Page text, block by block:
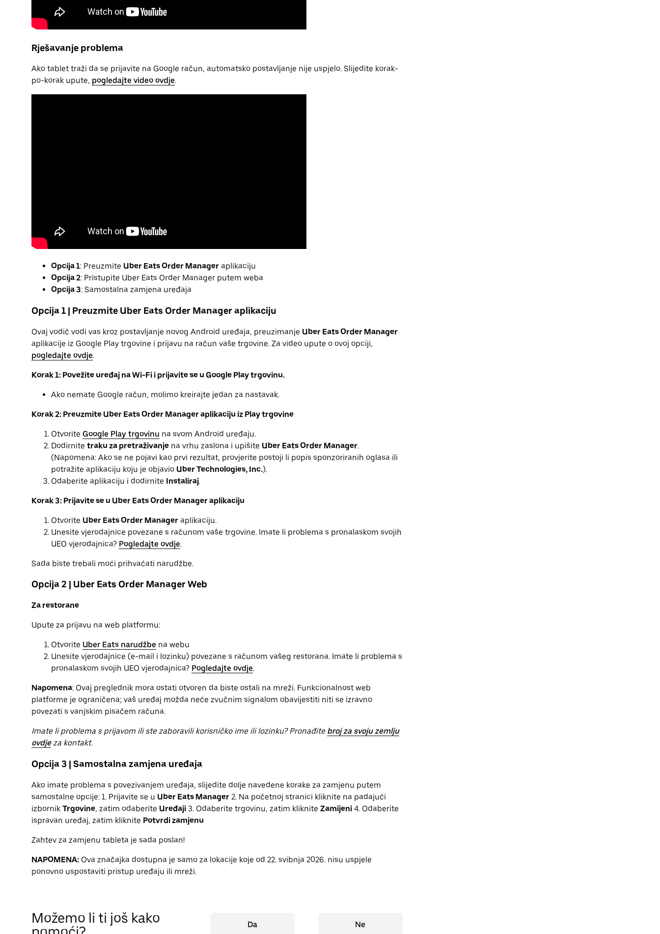
Rješavanje problema
Ako tablet traži da se prijavite na Google račun, automatsko postavljanje nije uspjelo. Slijedite korak-
po-korak upute, pogledajte video ovdje.
Opcija 1: Preuzmite Uber Eats Order Manager aplikaciju
Opcija 2: Pristupite Uber Eats Order Manager putem weba
Opcija 3: Samostalna zamjena uređaja
Opcija 1 | Preuzmite Uber Eats Order Manager aplikaciju
Ovaj vodič vodi vas kroz postavljanje novog Android uređaja, preuzimanje Uber Eats Order Manager
aplikacije iz Google Play trgovine i prijavu na račun vaše trgovine. Za video upute o ovoj opciji,
pogledajte ovdje.
Korak 1: Povežite uređaj na Wi-Fi i prijavite se u Google Play trgovinu.
Ako nemate Google račun, molimo kreirajte jedan za nastavak.
Korak 2: Preuzmite Uber Eats Order Manager aplikaciju iz Play trgovine
Otvorite Google Play trgovinu na svom Android uređaju.
Dodirnite traku za pretraživanje na vrhu zaslona i upišite Uber Eats Order Manager.
(Napomena: Ako se ne pojavi kao prvi rezultat, provjerite postoji li popis sponzoriranih oglasa ili
potražite aplikaciju koju je objavio Uber Technologies, Inc.).
Odaberite aplikaciju i dodirnite Instaliraj.
Korak 3: Prijavite se u Uber Eats Order Manager aplikaciju
Otvorite Uber Eats Order Manager aplikaciju.
Unesite vjerodajnice povezane s računom vaše trgovine. Imate li problema s pronalaskom svojih
UEO vjerodajnica? Pogledajte ovdje.
Sada biste trebali moći prihvaćati narudžbe.
Opcija 2 | Uber Eats Order Manager Web
Za restorane
Upute za prijavu na web platformu:
Otvorite Uber Eats narudžbe na webu
Unesite vjerodajnice (e-mail i lozinku) povezane s računom vašeg restorana. Imate li problema s
pronalaskom svojih UEO vjerodajnica? Pogledajte ovdje.
Napomena: Ovaj preglednik mora ostati otvoren da biste ostali na mreži. Funkcionalnost web
platforme je ograničena; vaš uređaj možda neće zvučnim signalom obavijestiti niti se izravno
povezati s vanjskim pisačem računa.
Imate li problema s prijavom ili ste zaboravili korisničko ime ili lozinku? Pronađite broj za svoju zemlju
ovdjeza kontakt.
Opcija 3 | Samostalna zamjena uređaja
Ako imate problema s povezivanjem uređaja, slijedite dolje navedene korake za zamjenu putem
samostalne opcije: 1. Prijavite se u Uber Eats Manager 2. Na početnoj stranici kliknite na padajući
izbornik Trgovine, zatim odaberite Uređaji 3. Odaberite trgovinu, zatim kliknite Zamijeni 4. Odaberite
ispravan uređaj, zatim kliknite Potvrdi zamjenu
Zahtev za zamjenu tableta je sada poslan!
NAPOMENA: Ova značajka dostupna je samo za lokacije koje od 22. svibnja 2026. nisu uspjele
ponovno uspostaviti pristup uređaju ili mreži.
Možemo li ti još kako
Da Ne